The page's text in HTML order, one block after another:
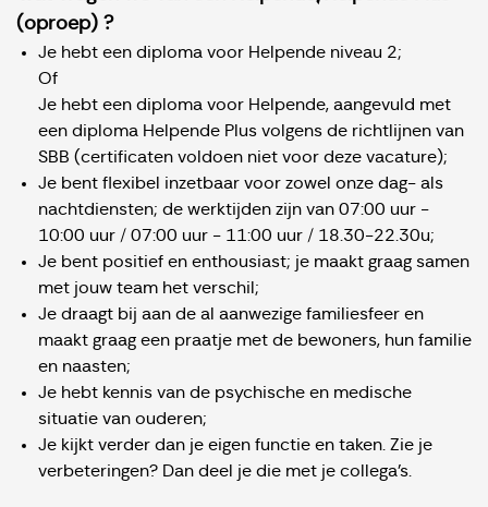
(oproep) ?
Je hebt een diploma voor Helpende niveau 2;
Of
Je hebt een diploma voor Helpende, aangevuld met
een diploma Helpende Plus volgens de richtlijnen van
SBB (certificaten voldoen niet voor deze vacature);
Je bent flexibel inzetbaar voor zowel onze dag- als
nachtdiensten; de werktijden zijn van 07:00 uur -
10:00 uur / 07:00 uur - 11:00 uur / 18.30-22.30u;
Je bent positief en enthousiast; je maakt graag samen
met jouw team het verschil;
Je draagt bij aan de al aanwezige familiesfeer en
maakt graag een praatje met de bewoners, hun familie
en naasten;
Je hebt kennis van de psychische en medische
situatie van ouderen;
Je kijkt verder dan je eigen functie en taken. Zie je
verbeteringen? Dan deel je die met je collega’s.